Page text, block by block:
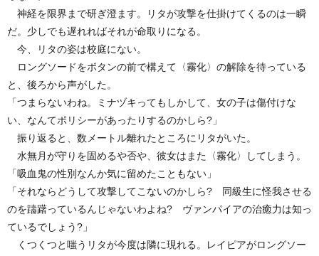
神経を限界まで研ぎ澄ます。リタが攻撃を仕掛けてくるのは一瞬
だ。少しでも遅れればそれが命取りになる。
今、リタの姿は校庭にない。
ロングソードをボタンの前で構えて〈霧化〉の解除を待っている
と、後ろから声がした。
「つまらないわね。ミナヅキってもしかして、女の子は傷付けな
い、なんてポリシーがあったりするのかしら?」
振り返ると、数メートル離れたところにリタがいた。
水無月が守りを固めるや否や、彼女はまた〈霧化〉してしまう。
「吸血鬼の性別なんか気に留めたこともない」
「それならどうして攻撃してこないのかしら? 同級生に怪我させる
のを躊躇っているんじゃないわよね? ヴァンパイアの治癒力は知っ
ているでしょう?」
くつくつと嗤うリタが今度は隣に現れる。レイピアがロングソー